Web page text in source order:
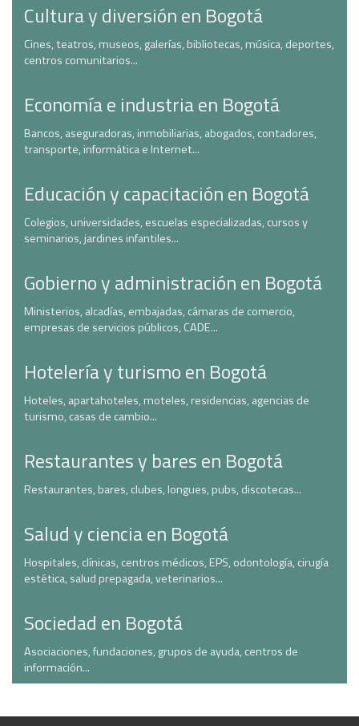
Cultura y diversión en Bogotá
Cines, teatros, museos, galerías, bibliotecas, música, deportes,
centros comunitarios...
Economía e industria en Bogotá
Bancos, aseguradoras, inmobiliarias, abogados, contadores,
transporte, informática e Internet...
Educación y capacitación en Bogotá
Colegios, universidades, escuelas especializadas, cursos y
seminarios, jardines infantiles...
Gobierno y administración en Bogotá
Ministerios, alcadías, embajadas, cámaras de comercio,
empresas de servicios públicos, CADE...
Hotelería y turismo en Bogotá
Hoteles, apartahoteles, moteles, residencias, agencias de
turismo, casas de cambio...
Restaurantes y bares en Bogotá
Restaurantes, bares, clubes, longues, pubs, discotecas...
Salud y ciencia en Bogotá
Hospitales, clínicas, centros médicos, EPS, odontología, cirugía
estética, salud prepagada, veterinarios...
Sociedad en Bogotá
Asociaciones, fundaciones, grupos de ayuda, centros de
información...